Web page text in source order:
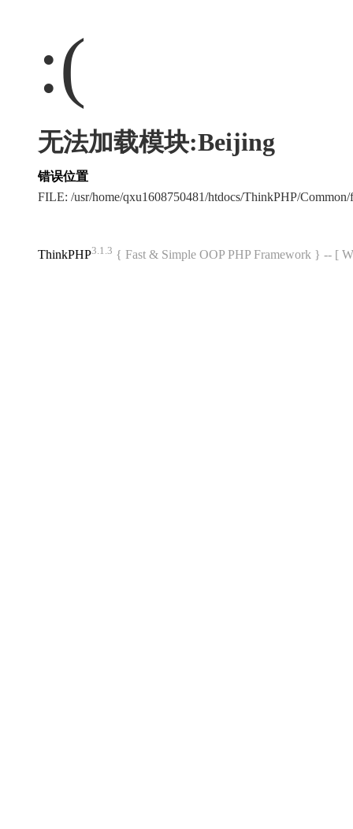
:(
无法加载模块:Beijing
错误位置
FILE: /usr/home/qxu1608750481/htdocs/ThinkPHP/
ThinkPHP3.1.3 { Fast & Simple OOP PHP Framework } -- [